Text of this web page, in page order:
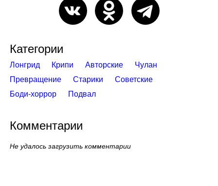
Категории
Лонгрид Крипи Авторские
Чулан
Превращение
Старики
Советские
Боди-хоррор
Подвал
Комментарии
Не удалось загрузить комментарии